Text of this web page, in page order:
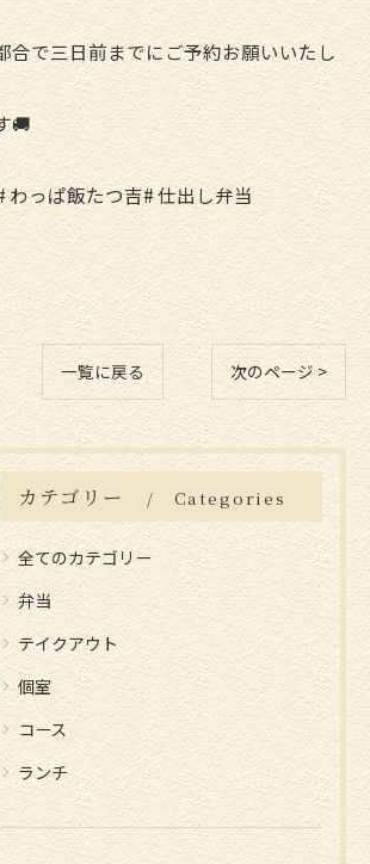
合で三日前までにご予約お願いいたし
🚚
わっぱ飯たつ吉# 仕出し弁当
一覧に戻る 次のページ >
カテゴリー Categories
全てのカテゴリー
弁当
テイクアウト
個室
コース
ランチ